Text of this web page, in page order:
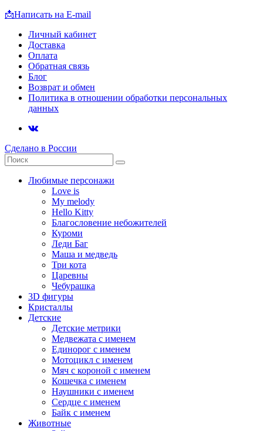
📩Написать на E-mail
Личный кабинет
Доставка
Оплата
Обратная связь
Блог
Возврат и обмен
Политика в отношении обработки персональных
данных
Сделано в России
Любимые персонажи
Love is
My melody
Hello Kitty
Благословение небожителей
Куроми
Леди Баг
Маша и медведь
Три кота
Царевны
Чебурашка
3D фигуры
Кристаллы
Детские
Детские метрики
Медвежата с именем
Единорог с именем
Мотоцикл с именем
Мяч с короной с именем
Кошечка с именем
Наушники с именем
Сердце с именем
Байк с именем
Животные